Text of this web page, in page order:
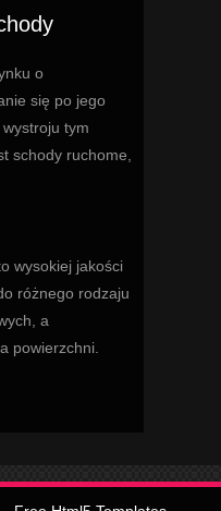
o
się po jego
tym
schody ruchome,
wysokiej jakości
różnego rodzaju
a
powierzchni.